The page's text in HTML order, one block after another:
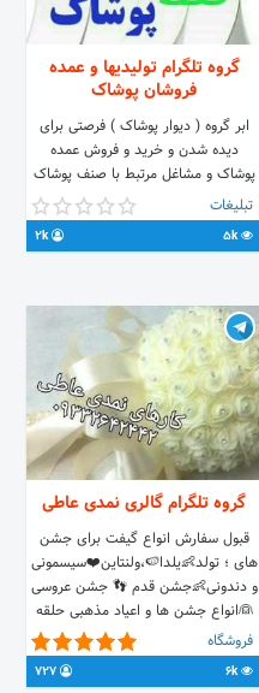
گروه تلگرام تولیدیها و عمده
فروشان پوشاک
ابر گروه ( دیوار پوشاک ) فرصتی برای
دیده شدن و خرید و فروش عمده
پوشاک و مشاغل مرتبط با صنف پوشاک
میباشد . ❌ فقط پوشاک _ کیف و کفش
آزاد _ چت آزاد لینک کانال : @Divar16
لینک گروه :
تبلیغات
5k
2k
گروه تلگرام گالری نمدی عاطی
قبول سفارش انواع گیفت برای جشن
های ؛ تولد👶یلدا🍉،ولنتاین❤️سیسمونی
و دندونی👶جشن قدم 👣 جشن عروسی
👰انواع جشن ها و اعیاد مذهبی حلقه
وریسه ی اسم🌹 ست جا دستمال و
سطل زباله و حلقه و ساعت و آباژور و
چراغ خواب برای اتاق کودک دلبندتان👶
فروشگاه
6k